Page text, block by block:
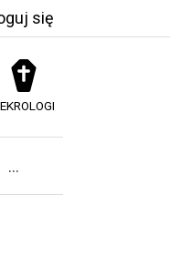
się